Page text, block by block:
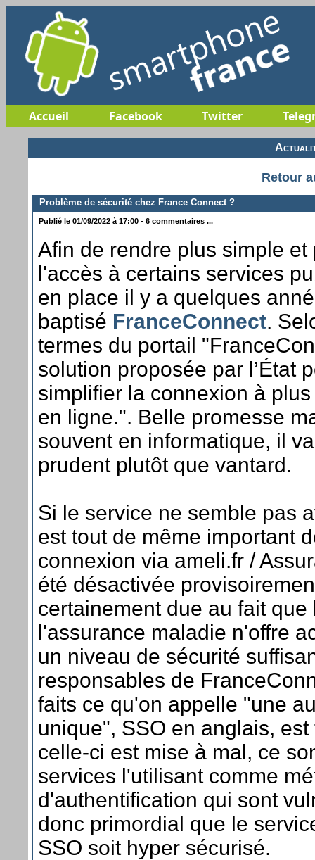
Accueil Facebook Twitter
Retour
Problème de sécurité chez France Connect ?
Publié le 01/09/2022 à 17:00 - 6 commentaires ...
Afin de rendre plus simple et
l'accès à certains services
en place il y a quelques
baptisé FranceConnect.
termes du portail
solution proposée par l’État
simplifier la connexion à
en ligne.". Belle promesse
souvent en informatique, il
prudent plutôt que vantard.
Si le service ne semble pas
est tout de même important
connexion via ameli.fr /
été désactivée
certainement due au fait que
l'assurance maladie n'offre
un niveau de sécurité
responsables de
faits ce qu'on appelle "une
unique", SSO en anglais,
celle-ci est mise à mal, ce
services l'utilisant comme
d'authentification qui sont
donc primordial que le
SSO soit hyper sécurisé.